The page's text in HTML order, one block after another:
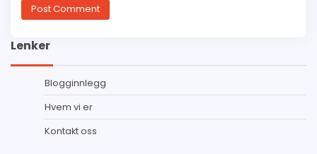
Lenker
Blogginnlegg
Hvem vi er
Kontakt oss